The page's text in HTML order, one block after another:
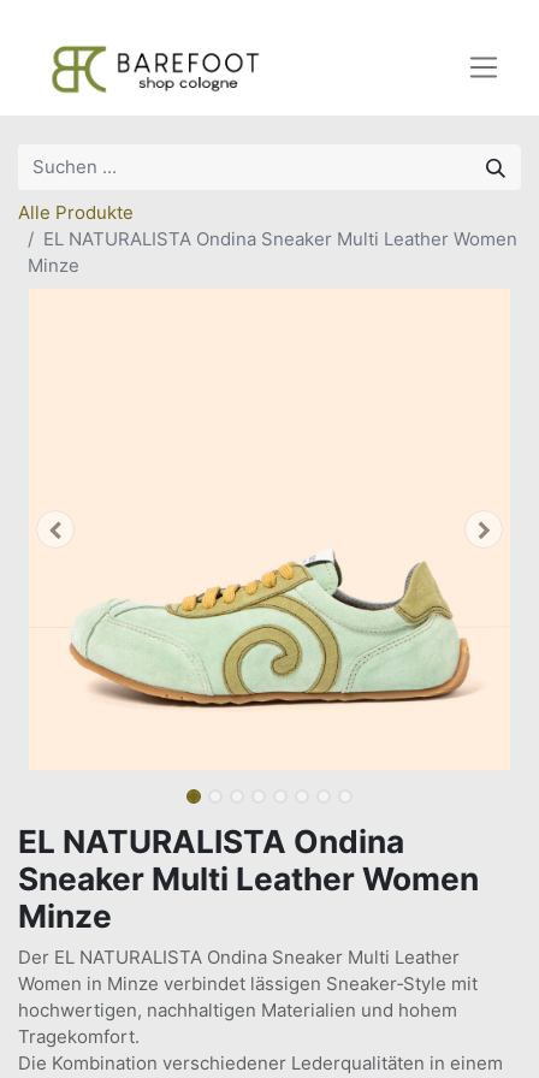
Alle Produkte
EL NATURALISTA Ondina Sneaker Multi Leather Women
Minze
EL NATURALISTA Ondina
Sneaker Multi Leather Women
Minze
Der EL NATURALISTA Ondina Sneaker Multi Leather
Women in Minze verbindet lässigen Sneaker‑Style mit
hochwertigen, nachhaltigen Materialien und hohem
Tragekomfort.
Die Kombination verschiedener Lederqualitäten in einem